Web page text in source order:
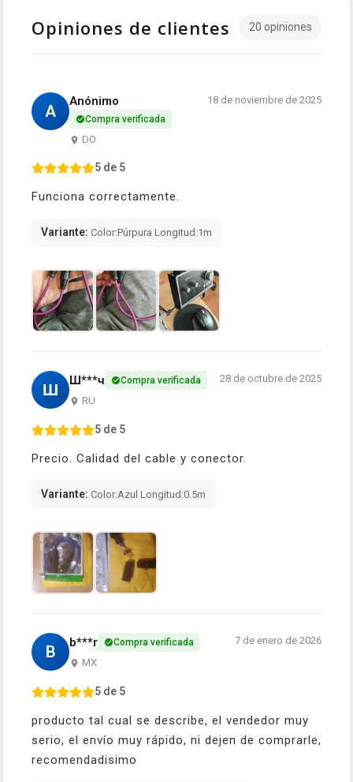
Opiniones de clientes 20 opiniones
A
Anónimo
Compra verificada
DO
18 de noviembre de 2025
5 de 5
Funciona correctamente.
Variante: Color:Púrpura Longitud:1m
Ш Ш***ч Compra verificada
RU
28 de octubre de 2025
5 de 5
Precio. Calidad del cable y conector.
Variante: Color:Azul Longitud:0.5m
B b***r Compra verificada
MX
7 de enero de 2026
5 de 5
producto tal cual se describe, el vendedor muy
serio, el envío muy rápido, ni dejen de comprarle,
recomendadisimo